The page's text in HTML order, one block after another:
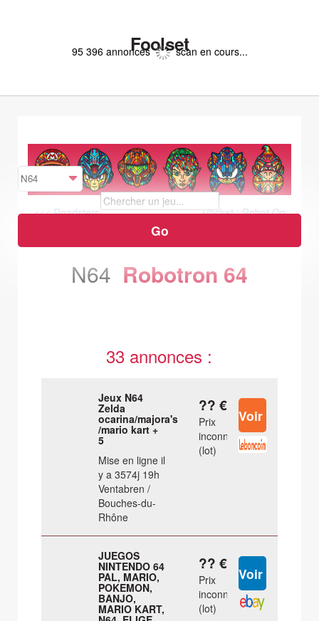
Foolset
95 396 annonces scan en cours...
<<< Roadsters
Rocket : Robot On
Wheels >>>
N64 Robotron 64
33 annonces :
Jeux N64
Zelda
ocarina/majora's
/mario kart +
5
Mise en ligne il
y a 3574j 19h
Ventabren /
Bouches-du-
Rhône
?? €
Prix
inconnu
(lot)
JUEGOS
NINTENDO 64
PAL, MARIO,
POKEMON,
BANJO,
MARIO KART,
?? €
Prix
inconnu
(lot)